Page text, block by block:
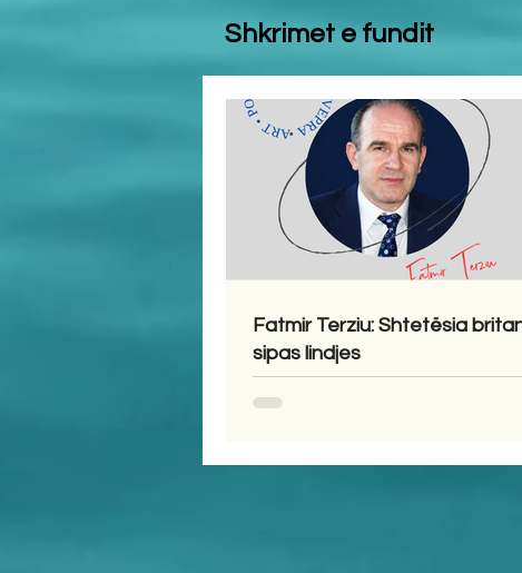
Shkrimet e fundit
Fatmir Terziu: Shtetësia
sipas lindjes